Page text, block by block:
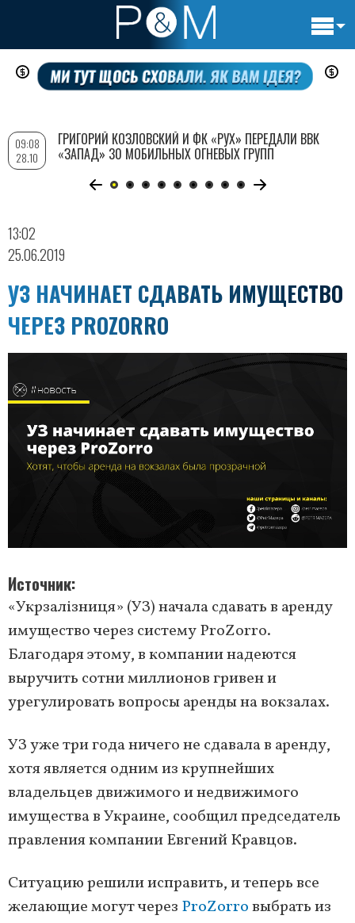
Перейти
содержанию
13:02
25.06.2019
УЗ НАЧИНАЕТ СДАВАТЬ ИМУЩЕСТВО
ЧЕРЕЗ PROZORRO
Источник
«Укрзалізниця» (УЗ) начала сдавать в аренду
имущество через систему ProZorro.
Благодаря этому, в компании надеются
выручить сотни миллионов гривен и
урегулировать вопросы аренды на вокзалах.
УЗ уже три года ничего не сдавала в аренду,
хотя является одним из крупнейших
владельцев движимого и недвижимого
имущества в Украине, сообщил председатель
правления компании Евгений Кравцов.
Ситуацию решили исправить, и теперь все
желающие могут через ProZorroвыбрать из
09:08
28.10
ГРИГОРИЙ КОЗЛОВСКИЙ И ФК «РУХ» ПЕРЕДАЛИ ВВК
«ЗАПАД» 30 МОБИЛЬНЫХ ОГНЕВЫХ ГРУПП